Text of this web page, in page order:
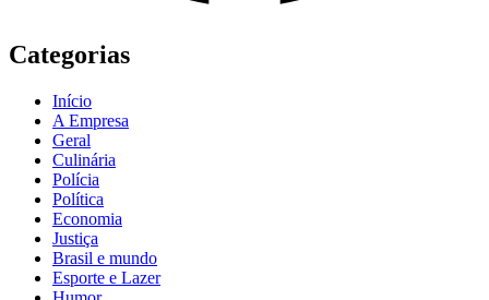
Categorias
Início
A Empresa
Geral
Culinária
Polícia
Política
Economia
Justiça
Brasil e mundo
Esporte e Lazer